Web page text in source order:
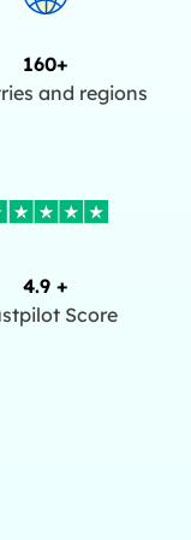
160+
and regions
4.9 +
Score